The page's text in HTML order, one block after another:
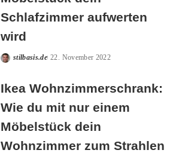
Schlafzimmer aufwerten
wird
Posted
stilbasis.de 22. November 2022
Ikea Wohnzimmerschrank:
Wie du mit nur einem
Möbelstück dein
Wohnzimmer zum Strahlen